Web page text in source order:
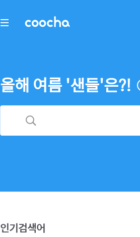
COOCHA
올해 여름 '샌들'은?!
인기검색어